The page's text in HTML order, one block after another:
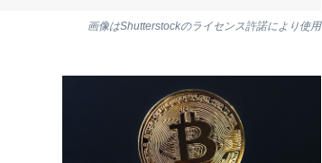
画像はShutterstockのライセンス許諾により使用